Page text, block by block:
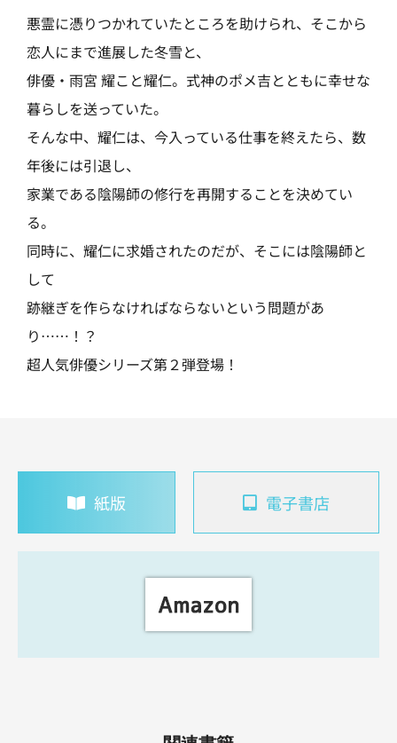
悪霊に憑りつかれていたところを助けられ、そこから
恋人にまで進展した冬雪と、
俳優・雨宮 耀こと耀仁。式神のポメ吉とともに幸せな
暮らしを送っていた。
そんな中、耀仁は、今入っている仕事を終えたら、数
年後には引退し、
家業である陰陽師の修行を再開することを決めてい
る。
同時に、耀仁に求婚されたのだが、そこには陰陽師と
して
跡継ぎを作らなければならないという問題があ
り……！？
超人気俳優シリーズ第２弾登場！
紙版 電子書店